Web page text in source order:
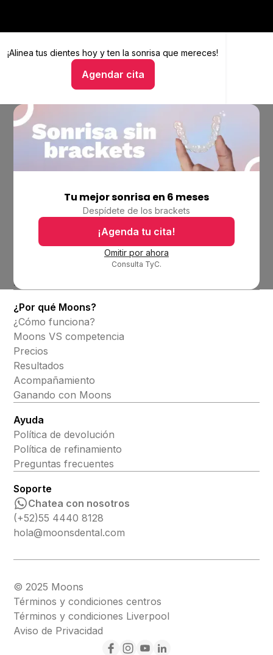
¡Alinea tus dientes hoy yten la sonrisa que mereces!
Agendar cita
Alinea tus dientes hoy y ten la sonrisa que mereces
Hablar con un asesor
Tu mejor sonrisa en 6 meses
Despídete de los brackets
¡Agenda tu cita!
Omitir por ahora
Consulta TyC.
Alineadores invisibles
¿Por qué Moons?
¿Cómo funciona?
Moons VS competencia
Precios
Resultados
Acompañamiento
Ganando con Moons
Ayuda
Política de devolución
Política de refinamiento
Preguntas frecuentes
Soporte
Chatea con nosotros
(+52)55 4440 8128
hola@moonsdental.com
© 2025 Moons
Términos y condiciones centros
Términos y condiciones Liverpool
Aviso de Privacidad